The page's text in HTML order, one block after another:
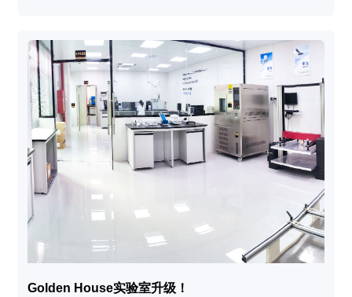
Golden House实验室升级！